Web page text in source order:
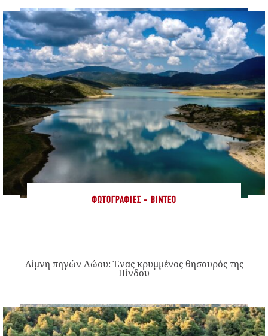
ΦΩΤΟΓΡΑΦΊΕΣ - ΒΊΝΤΕΟ
Λίμνη πηγών Αώου: Ένας κρυμμένος θησαυρός της
Πίνδου